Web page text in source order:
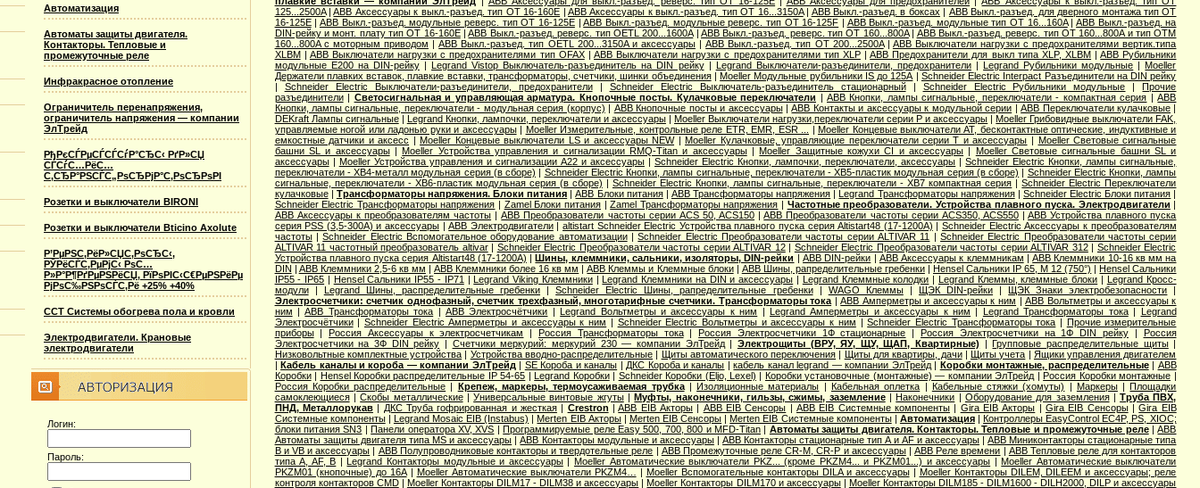
Автоматизация
Автоматы защиты двигателя.
Контакторы. Тепловые и
промежуточные реле
Инфракрасное отопление
Ограничитель перенапряжения,
ограничитель напряжения — компании
ЭлТрейд
РђРєСЃРµСЃСЃСѓР°СЂС‹ РґР»СЏ
СЃСѓС…РёС…
С‚СЂР°РЅСЃС„РѕСЂРјР°С‚РѕСЂРѕРІ
Розетки и выключатели BIRONI
Розетки и выключатели Bticino Axolute
Р’РµРЅС‚РёР»СЏС‚РѕСЂС‹,
РЎРёСЃС‚РµРјС‹ РѕС…
Р»Р°Р¶РґРµРЅРёСЏ, РїРѕРІС‹С€РµРЅРёРµ
РјРѕС‰РЅРѕСЃС‚Рё +25% +40%
ССТ Системы обогрева пола и кровли
Электродвигатели. Крановые
электродвигатели
Логин:
Пароль:
125...2500A|ABB Аксессуары к выкл.-разъед. тип OT 16-160E |ABB Аксессуары к выкл.-разъед. тип OT 16...3150A| ABB Выкл.-разъед. в боксах | ABB Выкл.-разъед. для дверного монтажа тип OT
16-125E| ABB Выкл.-разъед. модульные реверс. тип OT 16-125E|ABB Выкл.-разъед. модульные реверс. тип OT 16-125F | ABB Выкл.-разъед. модульные тип OT 16...160A|ABB Выкл.-разъед. на
DIN-рейку и монт. плату тип OT 16-160E|ABB Выкл.-разъед. реверс. тип OETL 200...1600A|ABB Выкл.-разъед. реверс. тип OT 160...800A| ABB Выкл.-разъед. реверс. тип OT 160...800A и тип OTМ
160...800A с моторным приводом |ABB Выкл.-разъед. тип OETL 200...3150A и аксессуары|ABB Выкл.-разъед. тип OT 200...2500A| ABB Выключатели нагрузки с предохранителями вертик.типа
XLBM| ABB Выключатели нагрузки с предохранителями тип OFAX|ABB Выключатели нагрузки с предохранителями тип XLP|ABB Предохранители для выкл типа XLP, XLBM |ABB Рубильники
модульные E200 на DIN-рейку|Legrand Vistop Выключатель-разъединитель на DIN рейку| Legrand Выключатели-разъединители, предохранители|Legrand Рубильники модульные |Moeller
Держатели плавких вставок, плавкие вставки, трансформаторы, счетчики, шинки объединения|Moeller Модульные рубильники IS до 125А | Schneider Electric Interpact Разъединители на DIN рейку
| Schneider Electric Выключатели-разъединители, предохранители| Schneider Electric Выключатель-разъединитель стационарный| Schneider Electric Рубильники модульные |Прочие
разъединители| Светосигнальная и управляющая арматура. Кнопочные посты. Кулачковые переключатели | ABB Кнопки, лампы сигнальные, переключатели - компактная серия |ABB
Кнопки, лампы сигнальные, переключатели - модульная серия (корпус) | ABB Кнопочные посты и аксессуары|ABB Контакты и аксессуары к модульной серии |ABB Переключатели кулачковые |
DEKraft Лампы сигнальные| Legrand Кнопки, лампочки, переключатели и аксессуары|Moeller Выключатели нагрузки,переключатели серии P и аксессуары |Moeller Грибовидные выключатели FAK,
управляемые ногой или ладонью руки и аксессуары| Moeller Измерительные, контрольные реле ETR, EMR, ESR ... |Moeller Концевые выключатели AT, бесконтактные оптические, индуктивные и
емкостные датчики и аксесс |Moeller Концевые выключатели LS и аксессуары NEW|Moeller Кулачковые, управляющие переключатели серии T и аксессуары | Moeller Световые сигнальные
башни SL и аксессуары|Moeller Устройства управления и сигнализации RMQ-Titan и аксессуары|Moeller Защитные кожухи CI и аксессуары | Moeller Световые сигнальные башни SL и
аксессуары| Moeller Устройства управления и сигнализации А22 и аксессуары|Schneider Electric Кнопки, лампочки, переключатели, аксессуары |Schneider Electric Кнопки, лампы сигнальные,
переключатели - XB4-металл модульная серия (в сборе) | Schneider Electric Кнопки, лампы сигнальные, переключатели - XB5-пластик модульная серия (в сборе) | Schneider Electric Кнопки, лампы
сигнальные, переключатели - XB6-пластик модульная серия (в сборе) | Schneider Electric Кнопки, лампы сигнальные, переключатели - XB7 компактная серия |Schneider Electric Переключатели
кулачковые| Трансформаторы напряжения. Блоки питания |ABB Блоки питания| ABB Трансформаторы напряжения |Legrand Трансформаторы напряжения| Schneider Electric Блоки питания |
Schneider Electric Трансформаторы напряжения | Zamel Блоки питания|Zamel Трансформаторы напряжения | Частотные преобразователи. Устройства плавного пуска. Электродвигатели |
ABB Аксессуары к преобразователям частоты |ABB Преобразователи частоты серии ACS 50, ACS150 |ABB Преобразователи частоты серии ACS350, ACS550|ABB Устройства плавного пуска
серия PSS (3,5-300А) и аксессуары |ABB Электродвигатели|altistart Schneider Electric Устройства плавного пуска серия Altistart48 (17-1200А) |Schneider Electric Аксессуары к преобразователям
частоты|Schneider Electric Вспомогательное оборудование автоматизации|Schneider Electric Преобразователи частоты серии ALTIVAR 11 |Schneider Electric Преобразователи частоты серии
ALTIVAR 11 частотный преобразователь altivar| Schneider Electric Преобразователи частоты серии ALTIVAR 12| Schneider Electric Преобразователи частоты серии ALTIVAR 312| Schneider Electric
Устройства плавного пуска серия Altistart48 (17-1200А) |Шины, клеммники, сальники, изоляторы, DIN-рейки |ABB DIN-рейки | ABB Аксессуары к клеммникам |ABB Клеммники 10-16 кв мм на
DIN | ABB Клеммники 2,5-6 кв мм |ABB Клеммники более 16 кв мм |ABB Клеммы и Клеммные блоки| ABB Шины, рапределительные гребенки| Hensel Cальники IP 65, M 12 (750°) |Hensel Сальники
IP55 - IP65 | Hensel Сальники IP55 - IP71 |Legrand Viking Клеммники|Legrand Клеммники на DIN и аксессуары | Legrand Клеммные колодки | Legrand Клеммы, клеммные блоки | Legrand Кросс-
модули| Legrand Шины, распределительные гребенки |Schneider Electric Шины, рапределительные гребенки| WAGO Клеммы| ЩЭК DIN-рейки |ЩЭК Знаки электробезопасности |
Электросчетчики: счетчик однофазный, счетчик трехфазный, многотарифные счетчики. Трансформаторы тока |ABB Амперметры и аксессуары к ним |ABB Вольтметры и аксессуары к
ним |ABB Трансформаторы тока |ABB Электросчётчики |Legrand Вольтметры и аксессуары к ним |Legrand Амперметры и аксессуары к ним | Legrand Трансформаторы тока| Legrand
Электросчётчики| Schneider Electric Амперметры и аксессуары к ним | Schneider Electric Вольтметры и аксессуары к ним |Schneider Electric Трансформаторы тока | Прочие измерительные
приборы|Россия Аксессуары к электросчетчикам |Россия Трансформаторы тока|Россия Электросчетчики 1Ф стационарные |Россия Электросчетчики на 1Ф DIN рейку| Россия
Электросчетчики на 3Ф DIN рейку | Счетчики меркурий: меркурий 230 — компании ЭлТрейд| Электрощиты (ВРУ, ЯУ, ЩУ, ЩАП, Квартирные) |Групповые распределительные щиты|
Низковольтные комплектные устройства | Устройства вводно-распределительные| Щиты автоматического переключения | Щиты для квартиры, дачи|Щиты учета | Ящики управления двигателем
|Кабель каналы и короба — компании ЭлТрейд | SE Короба и каналы | ДКС Короба и каналы |кабель канал legrand — компании ЭлТрейд| Коробки монтажные, распределительные| ABB
Коробки| Hensel Коробки распределительные IP 54-65 |Legrand Коробки| Schneider Коробки (Eljo, Lexel) | Коробки установочные (монтажные) — компании ЭлТрейд |Россия Коробки монтажные |
Россия Коробки распределительные | Крепеж, маркеры, термоусаживаемая трубка|Изоляционные материалы | Кабельная оплетка | Кабельные стяжки (хомуты) | Маркеры|Площадки
самоклеющиеся|Скобы металлические|Универсальные винтовые жгуты|Муфты, наконечники, гильзы, сжимы, заземление|Наконечники | Оборудование для заземления|Труба ПВХ,
ПНД, Металлорукав| ДКС Труба гофрированная и жесткая| Crestron |ABB EIB Акторы| ABB EIB Сенсоры | ABB EIB Системные компоненты| Gira EIB Акторы | Gira EIB Сенсоры|Gira EIB
Системные компоненты| Legrand Mosaic ЕIB (Instabus) |Merten EIB Акторы| Merten EIB Сенсоры |Merten EIB Системные компоненты| Автоматизация|Контроллеры EasyControl EC4P, PS, XIOC;
блоки питания SN3 |Панели оператора XV, XVS |Программируемые реле Easy 500, 700, 800 и MFD-Titan | Автоматы защиты двигателя. Контакторы. Тепловые и промежуточные реле|ABB
Автоматы защиты двигателя типа MS и аксессуары |ABB Контакторы модульные и аксессуары|ABB Контакторы стационарные тип A и AF и аксессуары|ABB Миниконтакторы стационарные типа
B и VB и аксессуары | ABB Полупроводниковые контакторы и твердотельные реле | ABB Промежуточные реле CR-M, CR-P и аксессуары|ABB Реле времени | ABB Тепловые реле для контакторов
типа A, AF, B |Legrand Контакторы модульные и аксессуары| Moeller Автоматические выключатели PKZ... (кроме PKZM4... и PKZM01...) и аксессуары |Moeller Автоматические выключатели
PKZM01 (кнопочные) до 16А| Moeller Автоматические выключатели PKZM4… | Moeller Вспомогательные контакторы DILA и аксессуары| Moeller Контакторы DILEM, DILEEM и аксессуары; реле
контроля контакторов CMD| Moeller Контакторы DILM17 - DILM38 и аксессуары |Moeller Контакторы DILM170 и аксессуары| Moeller Контакторы DILM185 - DILM1600 - DILH2000, DILP и аксессуары